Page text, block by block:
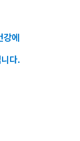
강에
다.